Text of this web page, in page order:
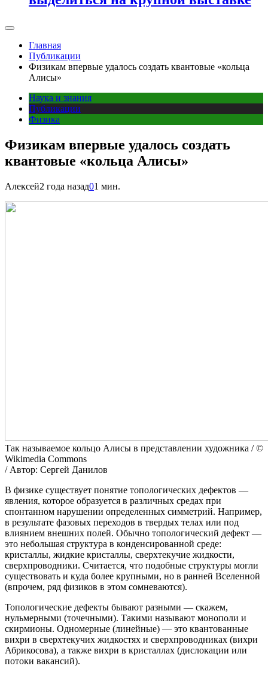
Главная
Публикации
Физикам впервые удалось создать квантовые «кольца
Алисы»
Наука и знания
Публикации
Физика
Физикам впервые удалось создать
квантовые «кольца Алисы»
Алексей2 года назад01 мин.
Так называемое кольцо Алисы в представлении художника / ©
Wikimedia Commons
/ Автор: Сергей Данилов
В физике существует понятие топологических дефектов —
явления, которое образуется в различных средах при
спонтанном нарушении определенных симметрий. Например,
в результате фазовых переходов в твердых телах или под
влиянием внешних полей. Обычно топологический дефект —
это небольшая структура в конденсированной среде:
кристаллы, жидкие кристаллы, сверхтекучие жидкости,
сверхпроводники. Считается, что подобные структуры могли
существовать и куда более крупными, но в ранней Вселенной
(впрочем, ряд физиков в этом сомневаются).
Топологические дефекты бывают разными — скажем,
нульмерными (точечными). Такими называют монополи и
скирмионы. Одномерные (линейные) — это квантованные
вихри в сверхтекучих жидкостях и сверхпроводниках (вихри
Абрикосова), а также вихри в кристаллах (дислокации или
потоки вакансий).